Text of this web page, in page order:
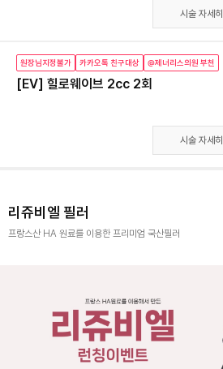
시술 자세히
원장님지정불가 카카오톡 친구대상 @제너리스의원 부천
[EV] 힐로웨이브 2cc 2회
시술 자세히
리쥬비엘 필러
프랑스산 HA 원료를 이용한 프리미엄 국산필러